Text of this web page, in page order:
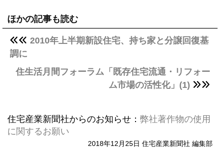
ほかの記事も読む
2010年上半期新設住宅、持ち家と分譲回復基
調に
住生活月間フォーラム「既存住宅流通・リフォー
ム市場の活性化」(1)
住宅産業新聞社からのお知らせ： 弊社著作物の使用
に関するお願い
2018年12月25日 住宅産業新聞社 編集部